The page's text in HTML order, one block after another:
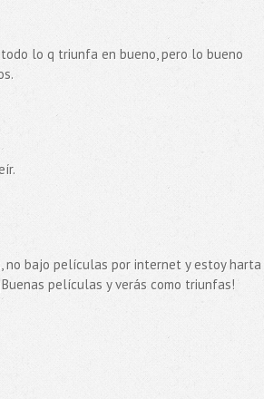
lo q triunfa en bueno, pero lo bueno
no bajo películas por internet y estoy harta
películas y verás como triunfas!